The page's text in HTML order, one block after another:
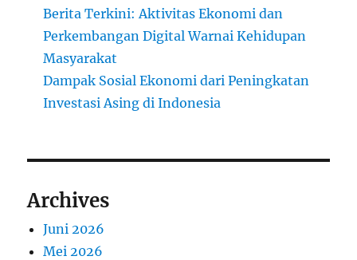
Berita Terkini: Aktivitas Ekonomi dan
Perkembangan Digital Warnai Kehidupan
Masyarakat
Dampak Sosial Ekonomi dari Peningkatan
Investasi Asing di Indonesia
Archives
Juni 2026
Mei 2026